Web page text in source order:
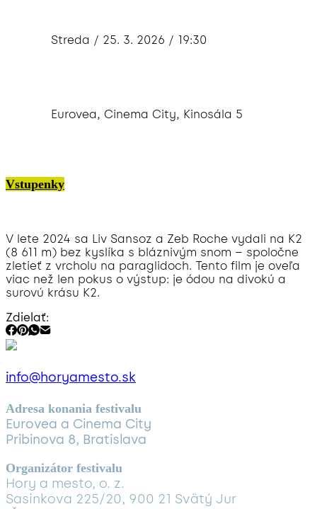
Streda / 25. 3. 2026 / 19:30
Eurovea, Cinema City, Kinosála 5
Vstupenky
V lete 2024 sa Liv Sansoz a Zeb Roche vydali na K2
(8 611 m) bez kyslíka s bláznivým snom – spoločne
zletieť z vrcholu na paraglidoch. Tento film je oveľa
viac než len pokus o výstup: je ódou na divokú a
surovú krásu K2.
Zdielať:
info@horyamesto.sk
Adresa konania festivalu
Eurovea a Cinema City
Pribinova 8, Bratislava
Organizátor festivalu
Hory a mesto, o. z.
Sasinkova 225/20, 900 21 Svätý Jur